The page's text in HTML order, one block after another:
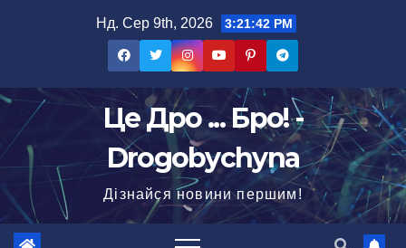
Нд. Сер 9th, 2026 3:21:44 PM
Це Дро ... Бро! -
Drogobychyna
Дізнайся новини першим!